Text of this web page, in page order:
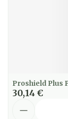
Proshield Plus
30,14 €